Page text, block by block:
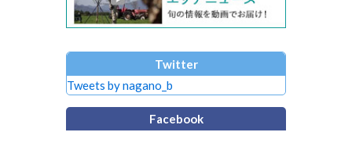
Twitter
Tweets by nagano_b
Facebook